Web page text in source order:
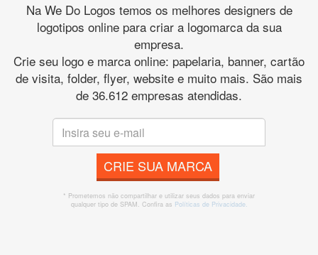
Na We Do Logos temos os melhores designers de
logotipos online para criar a logomarca da sua
empresa.
Crie seu logo e marca online: papelaria, banner, cartão
de visita, folder, flyer, website e muito mais. São mais
de 36.612 empresas atendidas.
CRIE SUA MARCA
* Prometemos não compartilhar e utilizar seus dados para enviar
qualquer tipo de SPAM. Confira as Políticas de Privacidade.